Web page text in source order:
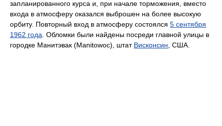
запланированного курса и, при начале торможения, вместо
входа в атмосферу оказался выброшен на более высокую
орбиту. Повторный вход в атмосферу состоялся 5 сентября
1962 года . Обломки были найдены посреди главной улицы в
городке Манитэвак (Manitowoc), штат Висконсин , США.